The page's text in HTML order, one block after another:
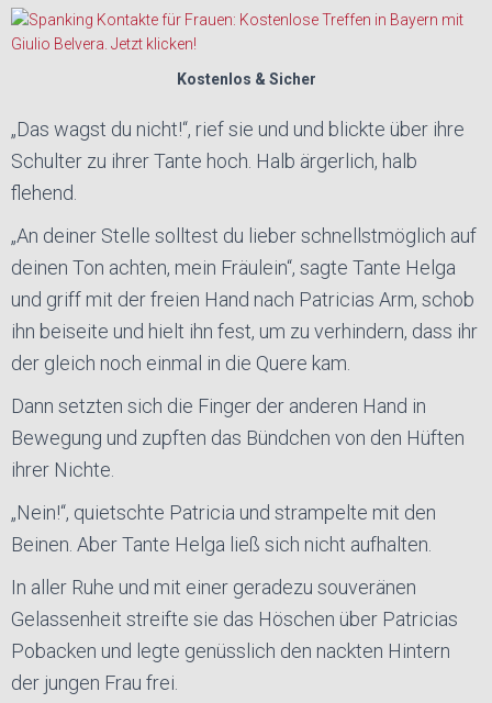
Kostenlos & Sicher
„Das wagst du nicht!“, rief sie und und blickte über ihre
Schulter zu ihrer Tante hoch. Halb ärgerlich, halb
flehend.
„An deiner Stelle solltest du lieber schnellstmöglich auf
deinen Ton achten, mein Fräulein“, sagte Tante Helga
und griff mit der freien Hand nach Patricias Arm, schob
ihn beiseite und hielt ihn fest, um zu verhindern, dass ihr
der gleich noch einmal in die Quere kam.
Dann setzten sich die Finger der anderen Hand in
Bewegung und zupften das Bündchen von den Hüften
ihrer Nichte.
„Nein!“, quietschte Patricia und strampelte mit den
Beinen. Aber Tante Helga ließ sich nicht aufhalten.
In aller Ruhe und mit einer geradezu souveränen
Gelassenheit streifte sie das Höschen über Patricias
Pobacken und legte genüsslich den nackten Hintern
der jungen Frau frei.